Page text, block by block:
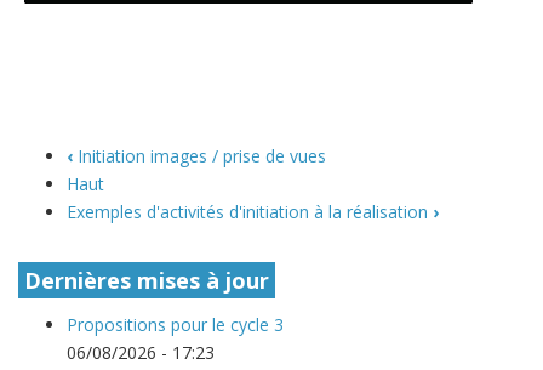
‹ Initiation images / prise de vues
Haut
Exemples d'activités d'initiation à la réalisation ›
Dernières mises à jour
Propositions pour le cycle 3
06/08/2026 - 17:23